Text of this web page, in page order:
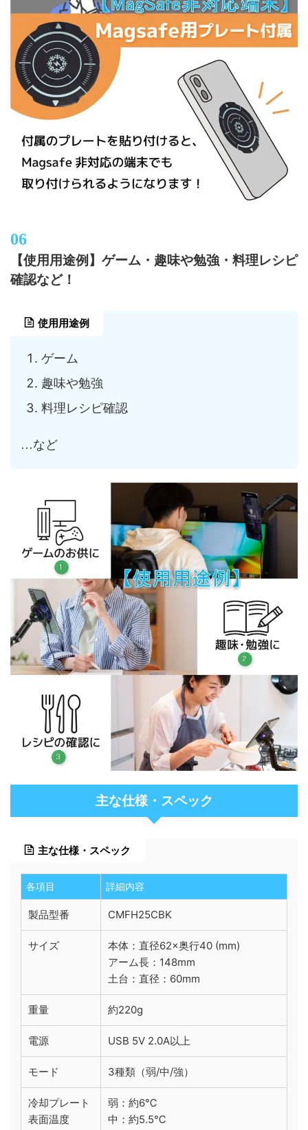
【使用用途例】ゲーム・趣味や勉強・料理レシピ
確認など！
使用用途例
ゲーム
趣味や勉強
料理レシピ確認
…など
主な仕様・スペック
主な仕様・スペック
各項目 詳細内容
製品型番 CMFH25CBK
サイズ
本体：直径62×奥行40 (mm)
アーム長：148mm
土台：直径：60mm
重量 約220g
電源 USB 5V 2.0A以上
モード 3種類（弱/中/強）
冷却プレート
表面温度
弱：約6℃
中：約5.5℃